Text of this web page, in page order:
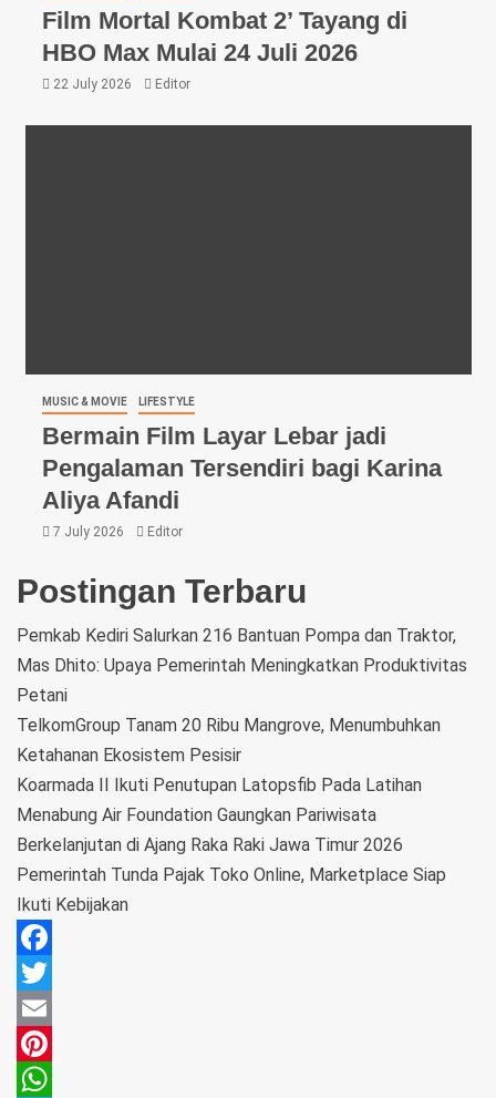
Film Mortal Kombat 2’ Tayang di
HBO Max Mulai 24 Juli 2026
22 July 2026 Editor
MUSIC & MOVIE LIFESTYLE
Bermain Film Layar Lebar jadi
Pengalaman Tersendiri bagi Karina
Aliya Afandi
7 July 2026 Editor
Postingan Terbaru
Pemkab Kediri Salurkan 216 Bantuan Pompa dan Traktor,
Mas Dhito: Upaya Pemerintah Meningkatkan Produktivitas
Petani
TelkomGroup Tanam 20 Ribu Mangrove, Menumbuhkan
Ketahanan Ekosistem Pesisir
Koarmada II Ikuti Penutupan Latopsfib Pada Latihan
Menabung Air Foundation Gaungkan Pariwisata
Berkelanjutan di Ajang Raka Raki Jawa Timur 2026
Pemerintah Tunda Pajak Toko Online, Marketplace Siap
Ikuti Kebijakan
Facebook
Twitter
Email
Pinterest